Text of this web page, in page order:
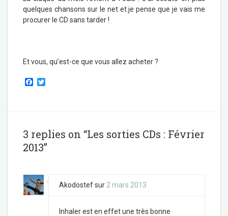
quelques chansons sur le net et je pense que je vais me
procurer le CD sans tarder !
Et vous, qu’est-ce que vous allez acheter ?
F
o
k
r
3 replies on “Les sorties CDs : Février
2013”
Akodostefsur 2 mars 2013
Inhaler est en effet une très bonne